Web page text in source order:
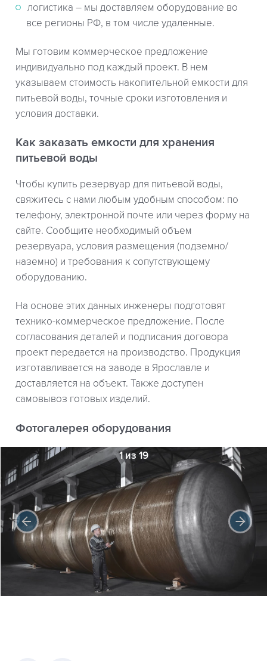
логистика – мы доставляем оборудование во
все регионы РФ, в том числе удаленные.
Мы готовим коммерческое предложение
индивидуально под каждый проект. В нем
указываем стоимость накопительной емкости для
питьевой воды, точные сроки изготовления и
условия доставки.
Как заказать емкости для хранения
питьевой воды
Чтобы купить резервуар для питьевой воды,
свяжитесь с нами любым удобным способом: по
телефону, электронной почте или через форму на
сайте. Сообщите необходимый объем
резервуара, условия размещения (подземно/
наземно) и требования к сопутствующему
оборудованию.
На основе этих данных инженеры подготовят
технико-коммерческое предложение. После
согласования деталей и подписания договора
проект передается на производство. Продукция
изготавливается на заводе в Ярославле и
доставляется на объект. Также доступен
самовывоз готовых изделий.
Фотогалерея оборудования
1 из 19